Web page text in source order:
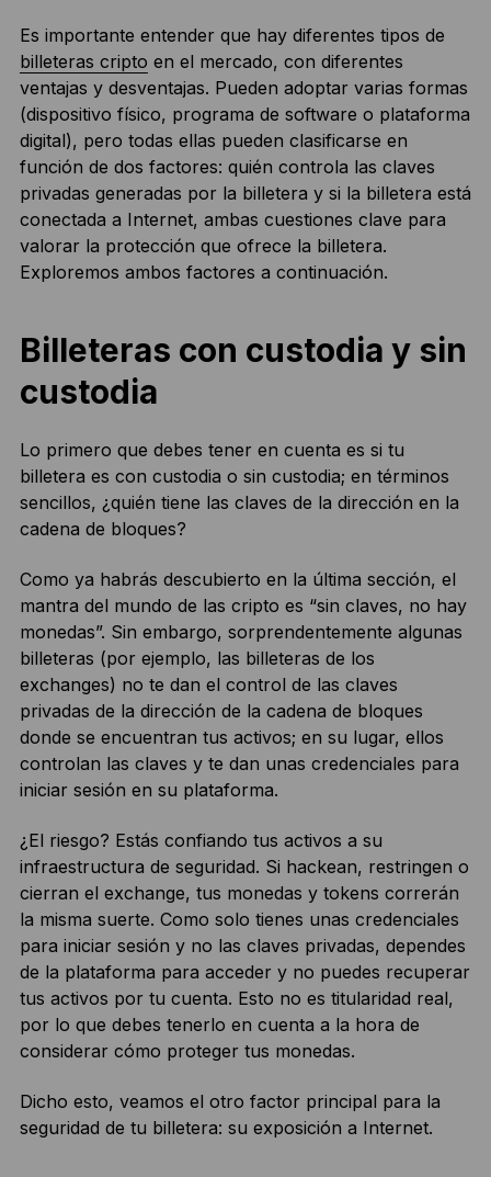
Es importante entender que hay diferentes tipos de
billeteras cripto en el mercado, con diferentes
ventajas y desventajas. Pueden adoptar varias formas
(dispositivo físico, programa de software o plataforma
digital), pero todas ellas pueden clasificarse en
función de dos factores: quién controla las claves
privadas generadas por la billetera y si la billetera está
conectada a Internet, ambas cuestiones clave para
valorar la protección que ofrece la billetera.
Exploremos ambos factores a continuación.
Billeteras con custodia y sin
custodia
Lo primero que debes tener en cuenta es si tu
billetera es con custodia o sin custodia; en términos
sencillos, ¿quién tiene las claves de la dirección en la
cadena de bloques?
Como ya habrás descubierto en la última sección, el
mantra del mundo de las cripto es “sin claves, no hay
monedas”. Sin embargo, sorprendentemente algunas
billeteras (por ejemplo, las billeteras de los
exchanges) no te dan el control de las claves
privadas de la dirección de la cadena de bloques
donde se encuentran tus activos; en su lugar, ellos
controlan las claves y te dan unas credenciales para
iniciar sesión en su plataforma.
¿El riesgo? Estás confiando tus activos a su
infraestructura de seguridad. Si hackean, restringen o
cierran el exchange, tus monedas y tokens correrán
la misma suerte. Como solo tienes unas credenciales
para iniciar sesión y no las claves privadas, dependes
de la plataforma para acceder y no puedes recuperar
tus activos por tu cuenta. Esto no es titularidad real,
por lo que debes tenerlo en cuenta a la hora de
considerar cómo proteger tus monedas.
Dicho esto, veamos el otro factor principal para la
seguridad de tu billetera: su exposición a Internet.